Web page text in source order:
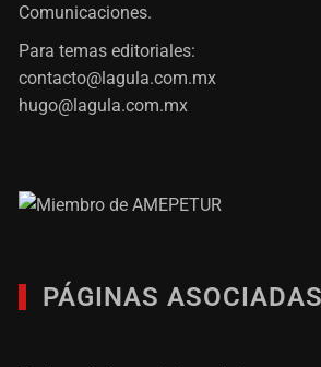
Comunicaciones.
Para temas editoriales:
contacto@lagula.com.mx
hugo@lagula.com.mx
PÁGINAS ASOCIADAS